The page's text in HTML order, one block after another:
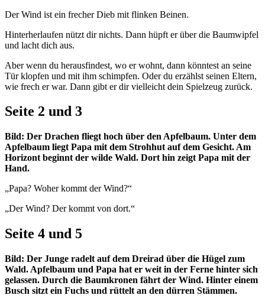
Der Wind ist ein frecher Dieb mit flinken Beinen.
Hinterherlaufen nützt dir nichts. Dann hüpft er über die Baumwipfel
und lacht dich aus.
Aber wenn du herausfindest, wo er wohnt, dann könntest an seine
Tür klopfen und mit ihm schimpfen. Oder du erzählst seinen Eltern,
wie frech er war. Dann gibt er dir vielleicht dein Spielzeug zurück.
Seite 2 und 3
Bild: Der Drachen fliegt hoch über den Apfelbaum. Unter dem
Apfelbaum liegt Papa mit dem Strohhut auf dem Gesicht. Am
Horizont beginnt der wilde Wald. Dort hin zeigt Papa mit der
Hand.
„Papa? Woher kommt der Wind?“
„Der Wind? Der kommt von dort.“
Seite 4 und 5
Bild: Der Junge radelt auf dem Dreirad über die Hügel zum
Wald. Apfelbaum und Papa hat er weit in der Ferne hinter sich
gelassen. Durch die Baumkronen fährt der Wind. Hinter einem
Busch sitzt ein Fuchs und rüttelt an den dürren Stämmen.